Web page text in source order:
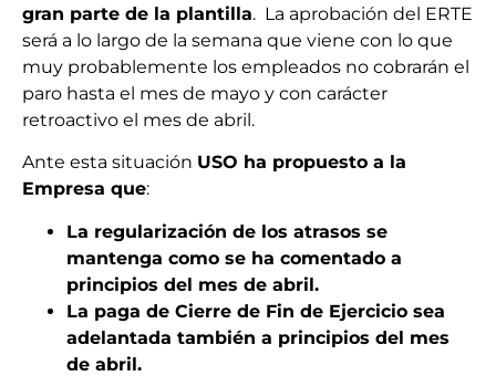
gran parte de la plantilla. La aprobación del ERTE
será a lo largo de la semana que viene con lo que
muy probablemente los empleados no cobrarán el
paro hasta el mes de mayo y con carácter
retroactivo el mes de abril.
Ante esta situación USO ha propuesto a la
Empresa que:
La regularización de los atrasos se
mantenga como se ha comentado a
principios del mes de abril.
La paga de Cierre de Fin de Ejercicio sea
adelantada también a principios del mes
de abril.